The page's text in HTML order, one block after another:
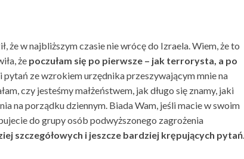
że w najbliższym czasie nie wrócę do Izraela. Wiem, że to
że poczułam się po pierwsze – jak terrorysta, a po
pytań ze wzrokiem urzędnika przeszywającym mnie na
czy jesteśmy małżeństwem, jak długo się znamy, jaki
na porządku dziennym. Biada Wam, jeśli macie w swoim
do grupy osób podwyższonego zagrożenia
szczegółowych i jeszcze bardziej krępujących pytań.